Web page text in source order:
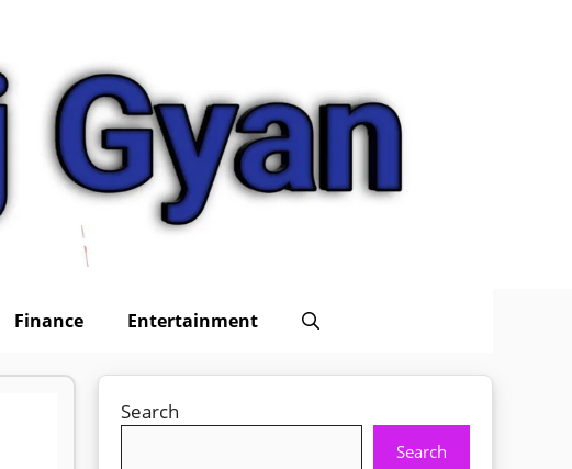
Finance Entertainment
Search
Search